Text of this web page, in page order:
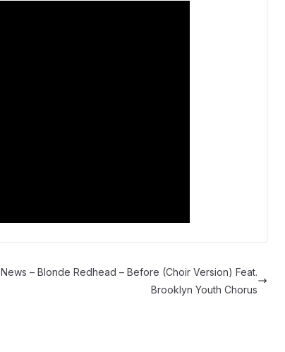
News – Blonde Redhead – Before (Choir Version) Feat.
Brooklyn Youth Chorus